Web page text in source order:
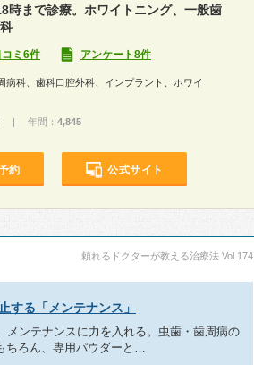
時まで診療。ホワイトニング、一般歯
コミ6件 アンケート8件
病科、歯科口腔外科、インプラント、ホワイ
| 年間： 4,845
約 公式サイト
頼れるドクターが教える治療法 Vol.174
する「メンテナンス」
メンテナンスに力を入れる。虫歯・歯周病の
ちろん、専用パウダーと…